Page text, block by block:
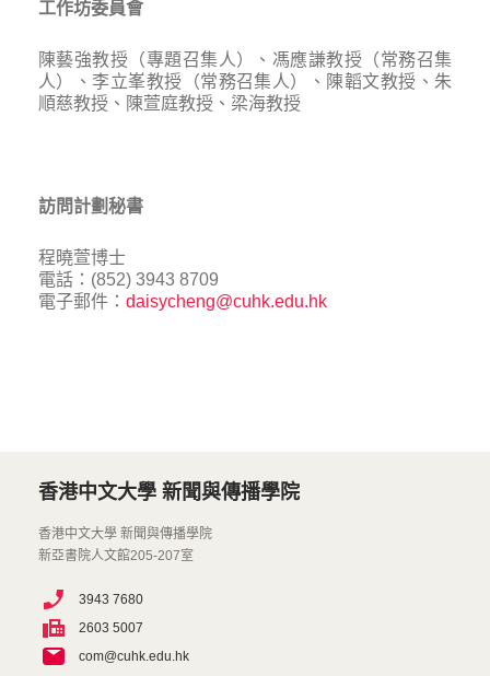
工作坊委員會
陳藝強教授（專題召集人）、馮應謙教授（常務召集
人）、李立峯教授（常務召集人）、陳韜文教授、朱
順慈教授、陳萱庭教授、梁海教授
訪問計劃秘書
程曉萱博士
電話：(852) 3943 8709
電子郵件： daisycheng@cuhk.edu.hk
香港中文大學 新聞與傳播學院
香港中文大學 新聞與傳播學院
新亞書院人文館205-207室
3943 7680
2603 5007
com@cuhk.edu.hk